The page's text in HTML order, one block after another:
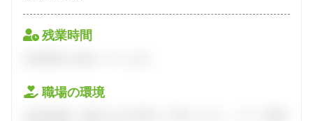
残業時間
職場の環境